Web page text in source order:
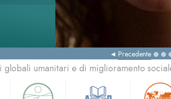
Precedente
globali umanitari e di miglioramento